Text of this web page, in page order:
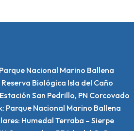
Nacional Marino Ballena
Biológica Isla del Caño
San Pedrillo, PN Corcovado
Parque Nacional Marino Ballena
Humedal Terraba – Sierpe